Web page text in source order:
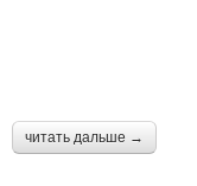
читать дальше →